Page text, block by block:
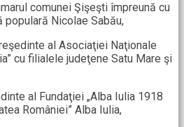
comunei Şişeşti împreună cu
Nicolae Sabău,
al Asociaţiei Naţionale
cu filialele judeţene Satu Mare şi
al Fundaţiei „Alba Iulia 1918
României” Alba Iulia,